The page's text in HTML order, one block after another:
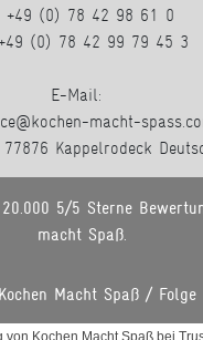
+49 (0) 78 42 98 61 0
(0) 78 42 99 79 45 3
E-Mail:
macht-
Kappelrodeck
5/5 Sterne
macht Spaß.
Macht Spaß / Folge
von Kochen Macht Spaß bei